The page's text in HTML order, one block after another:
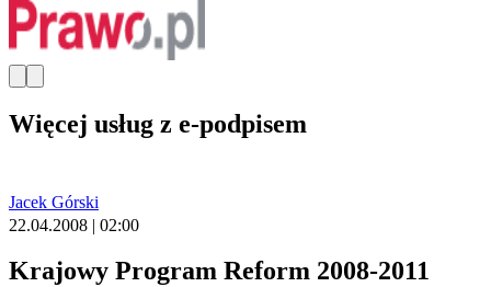
Więcej usług z e-podpisem
Jacek Górski
22.04.2008 | 02:00
Krajowy Program Reform 2008-2011